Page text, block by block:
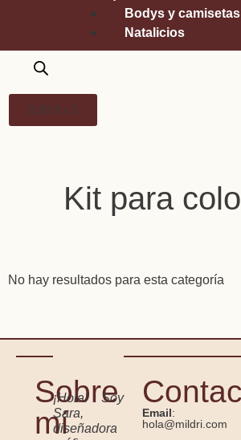
Bodys y camisetas
Natalicios
0,00 € 0
Kit para
No hay resultados para esta categoría
Sobre
mí
¡Hola! Soy
Sara,
diseñadora
Email:
hola@mildri.com